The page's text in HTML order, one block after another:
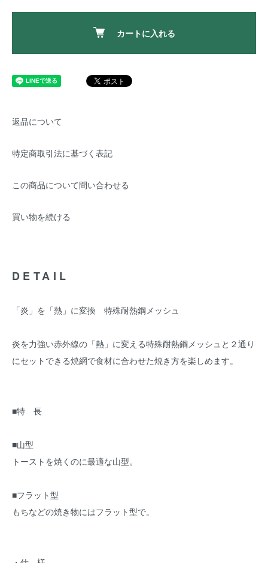
カートに入れる
返品について
特定商取引法に基づく表記
この商品について問い合わせる
買い物を続ける
DETAIL
「炎」を「熱」に変換 特殊耐熱鋼メッシュ
炎を力強い赤外線の「熱」に変える特殊耐熱鋼メッシュと２通り
にセットできる焼網で食材に合わせた焼き方を楽しめます。
■特 長
■山型
トーストを焼くのに最適な山型。
■フラット型
もちなどの焼き物にはフラット型で。